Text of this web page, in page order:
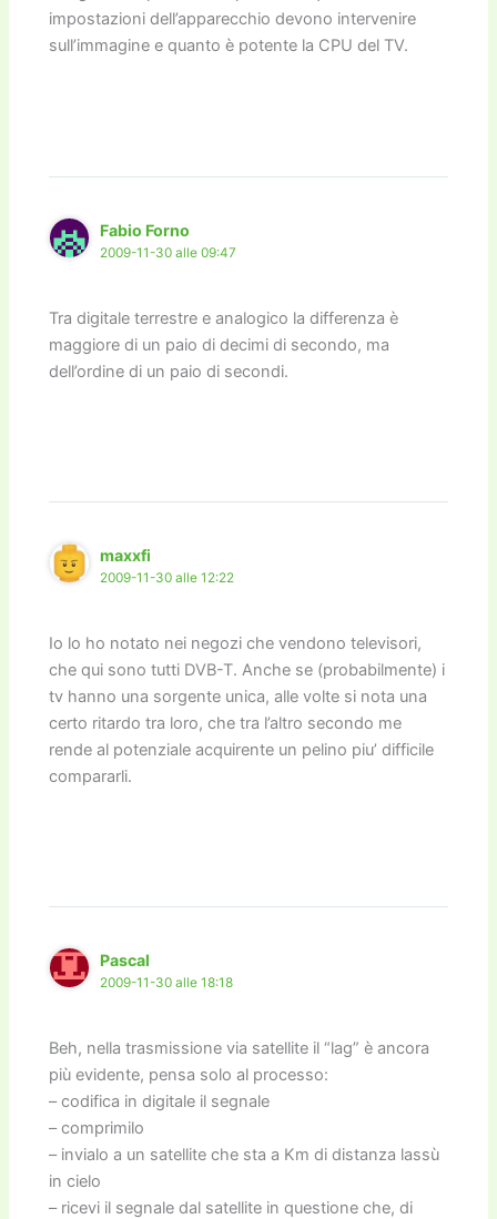
impostazioni dell’apparecchio devono intervenire
sull’immagine e quanto è potente la CPU del TV.
Fabio Forno
2009-11-30 alle 09:47
Tra digitale terrestre e analogico la differenza è
maggiore di un paio di decimi di secondo, ma
dell’ordine di un paio di secondi.
maxxfi
2009-11-30 alle 12:22
Io lo ho notato nei negozi che vendono televisori,
che qui sono tutti DVB-T. Anche se (probabilmente) i
tv hanno una sorgente unica, alle volte si nota una
certo ritardo tra loro, che tra l’altro secondo me
rende al potenziale acquirente un pelino piu’ difficile
compararli.
Pascal
2009-11-30 alle 18:18
Beh, nella trasmissione via satellite il “lag” è ancora
più evidente, pensa solo al processo:
– codifica in digitale il segnale
– comprimilo
– invialo a un satellite che sta a Km di distanza lassù
in cielo
– ricevi il segnale dal satellite in questione che, di